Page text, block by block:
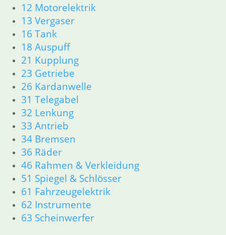
12 Motorelektrik
13 Vergaser
16 Tank
18 Auspuff
21 Kupplung
23 Getriebe
26 Kardanwelle
31 Telegabel
32 Lenkung
33 Antrieb
34 Bremsen
36 Räder
46 Rahmen & Verkleidung
51 Spiegel & Schlösser
61 Fahrzeugelektrik
62 Instrumente
63 Scheinwerfer
zzgl.Versandkosten
In den Warenkorb
Tülle zwei Gaszüge
4,50€
Artikelnummer: 1230037
inkl. MwSt.
zzgl.Versandkosten
In den Warenkorb
Wellscheibe
0,80€
Artikelnummer: 1230871
inkl. MwSt.
zzgl. Versandkosten
In den Warenkorb